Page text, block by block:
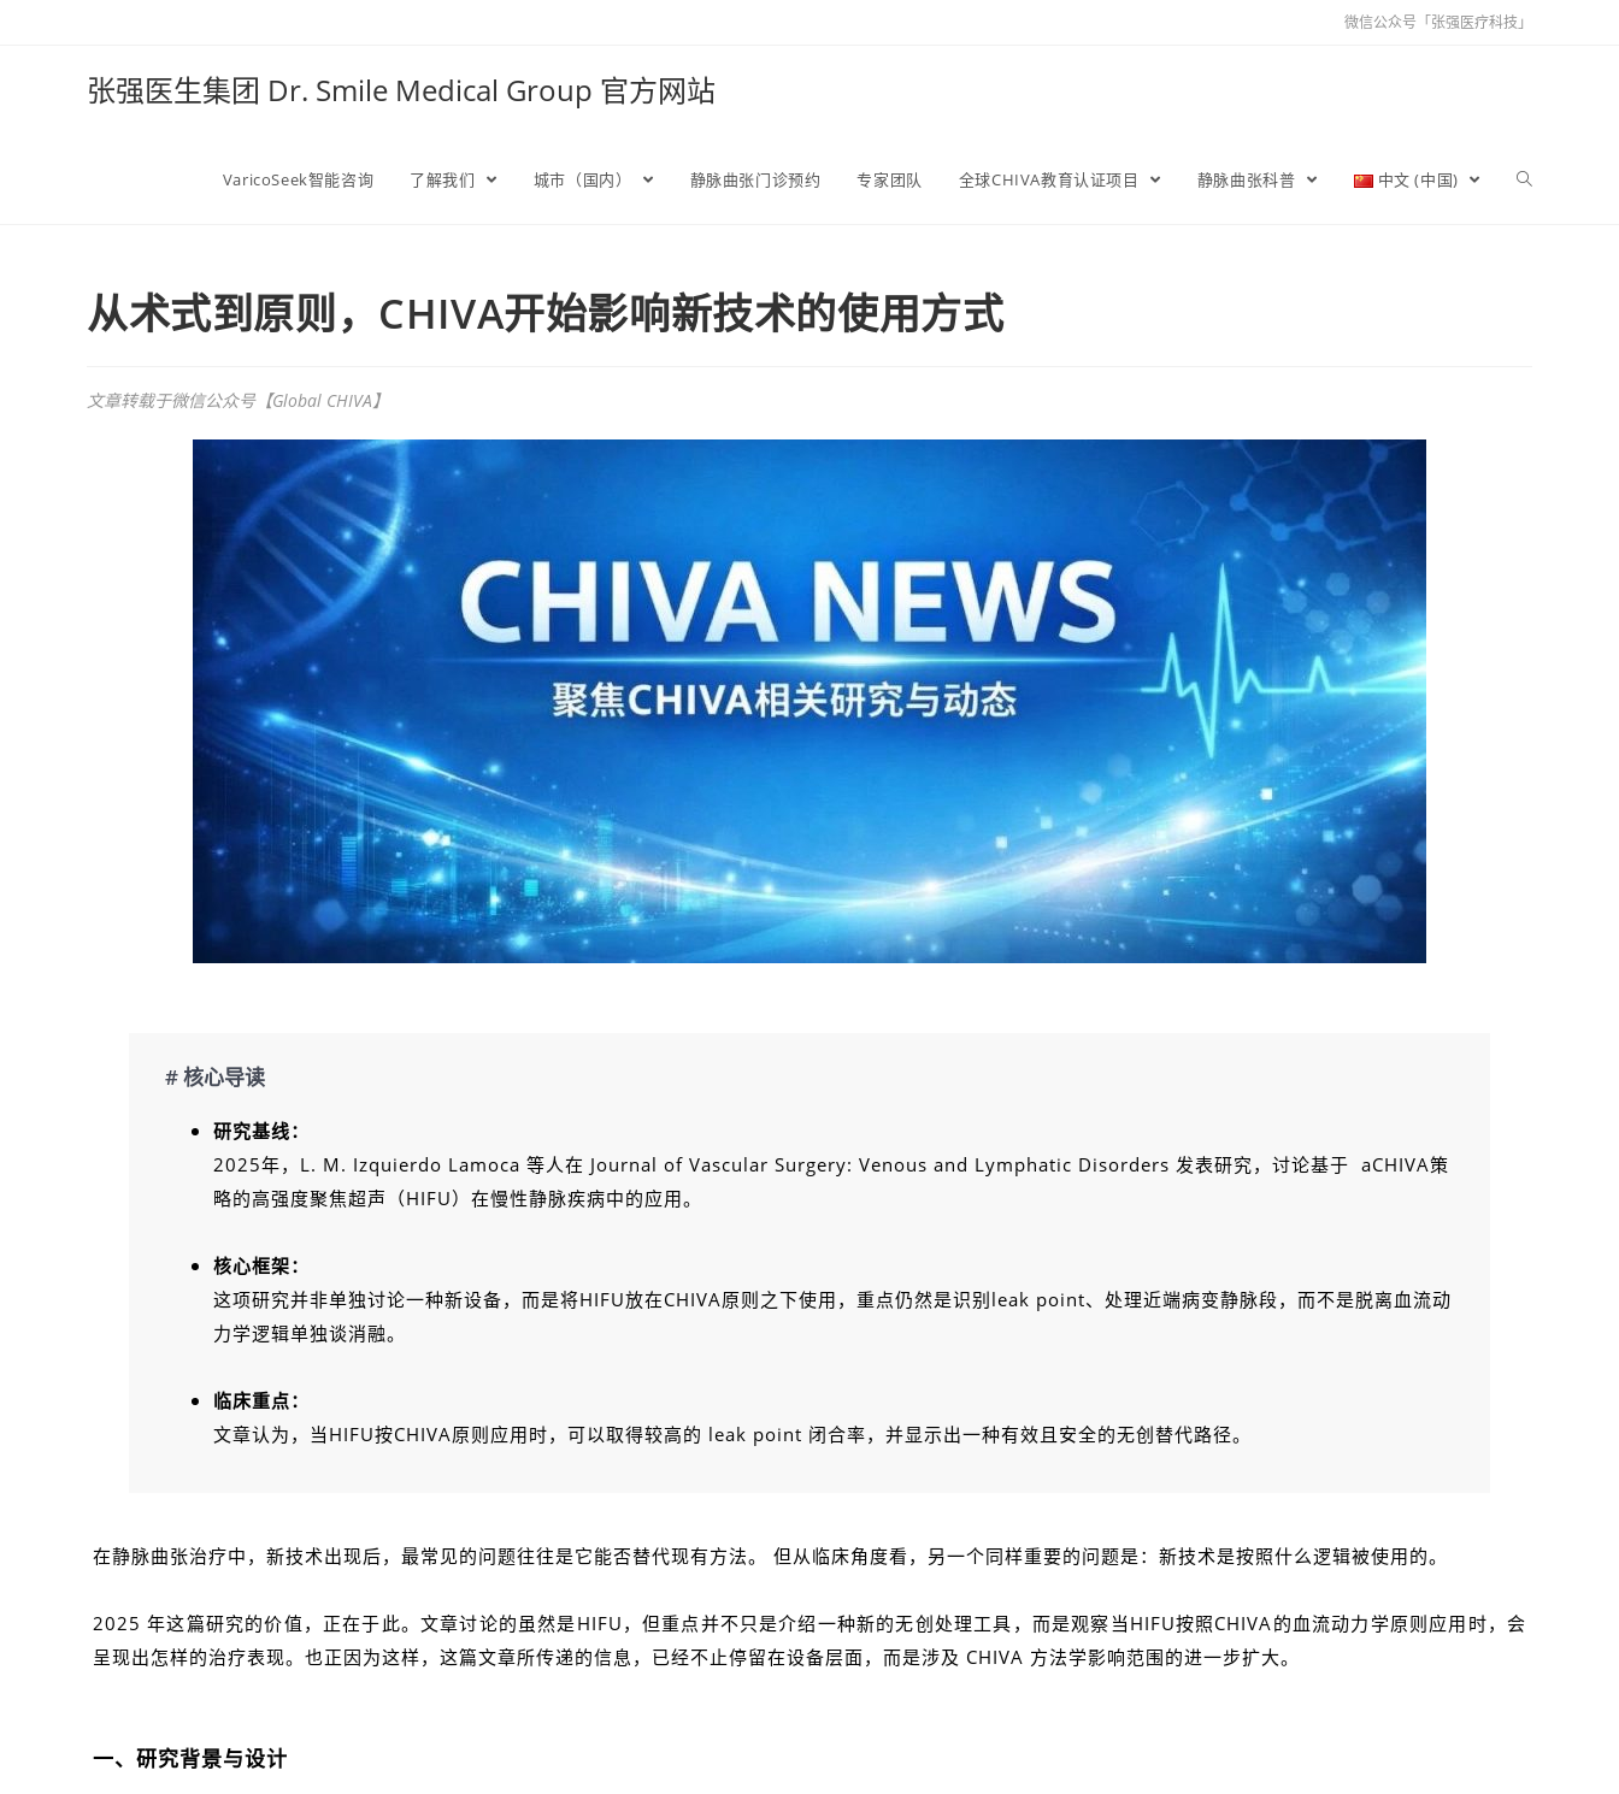
微信公众号「张强医疗科技」
张强医生集团 Dr. Smile Medical Group 官方网站
VaricoSeek智能咨询 了解我们 城市（国内） 静脉曲张门诊预约 专家团队 全球CHIVA教育认证项目 静脉曲张科普 中文 (中国)
从术式到原则，CHIVA开始影响新技术的使用方式
文章转载于微信公众号【Global CHIVA】
# 核心导读
研究基线：
2025年，L. M. Izquierdo Lamoca 等人在 Journal of Vascular Surgery: Venous and Lymphatic Disorders 发表研究，讨论基于 aCHIVA策
略的高强度聚焦超声（HIFU）在慢性静脉疾病中的应用。
核心框架：
这项研究并非单独讨论一种新设备，而是将HIFU放在CHIVA原则之下使用，重点仍然是识别leak point、处理近端病变静脉段，而不是脱离血流动
力学逻辑单独谈消融。
临床重点：
文章认为，当HIFU按CHIVA原则应用时，可以取得较高的 leak point 闭合率，并显示出一种有效且安全的无创替代路径。
在静脉曲张治疗中，新技术出现后，最常见的问题往往是它能否替代现有方法。 但从临床角度看，另一个同样重要的问题是：新技术是按照什么逻辑被使用的。
2025 年这篇研究的价值，正在于此。文章讨论的虽然是HIFU，但重点并不只是介绍一种新的无创处理工具，而是观察当HIFU按照CHIVA的血流动力学原则应用时，会
呈现出怎样的治疗表现。也正因为这样，这篇文章所传递的信息，已经不止停留在设备层面，而是涉及 CHIVA 方法学影响范围的进一步扩大。
一、研究背景与设计